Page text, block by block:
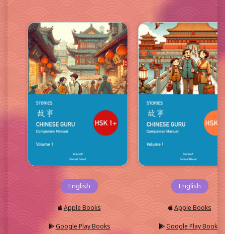
English
Apple Books
Google Play Books
English
Apple Books
Google Play Books